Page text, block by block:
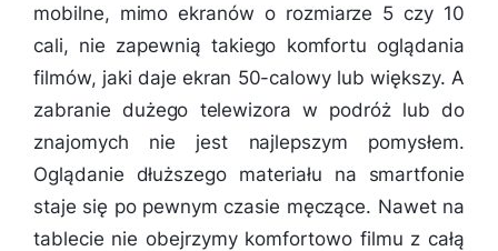
mobilne, mimo ekranów o rozmiarze 5 czy 10
cali, nie zapewnią takiego komfortu oglądania
filmów, jaki daje ekran 50-calowy lub większy. A
zabranie dużego telewizora w podróż lub do
znajomych nie jest najlepszym pomysłem.
Oglądanie dłuższego materiału na smartfonie
staje się po pewnym czasie męczące. Nawet na
tablecie nie obejrzymy komfortowo filmu z całą